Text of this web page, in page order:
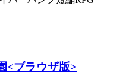
<ブラウザ版>